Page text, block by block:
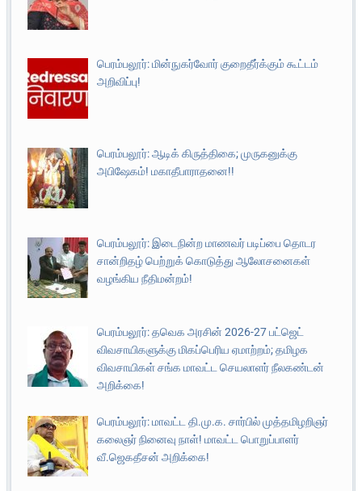
பெரம்பலூர்: மின்நுகர்வோர் குறைதீர்க்கும் கூட்டம்
அறிவிப்பு!
பெரம்பலூர்: ஆடிக் கிருத்திகை; முருகனுக்கு
அபிஷேகம்! மகாதீபாராதனை!!
பெரம்பலூர்: இடைநின்ற மாணவர் படிப்பை தொடர
சான்றிதழ் பெற்றுக் கொடுத்து ஆலோசனைகள்
வழங்கிய நீதிமன்றம்!
பெரம்பலூர்: தவெக அரசின் 2026-27 பட்ஜெட்
விவசாயிகளுக்கு மிகப்பெரிய ஏமாற்றம்; தமிழக
விவசாயிகள் சங்க மாவட்ட செயலாளர் நீலகண்டன்
அறிக்கை!
பெரம்பலூர்: மாவட்ட தி.மு.க. சார்பில் முத்தமிழறிஞர்
கலைஞர் நினைவு நாள்! மாவட்ட பொறுப்பாளர்
வீ.ஜெகதீசன் அறிக்கை!